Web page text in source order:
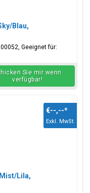
Blau,
Geeignet für:
Sie mir wenn
verfügbar!
Lila,
€--,--*
Exkl. MwSt.